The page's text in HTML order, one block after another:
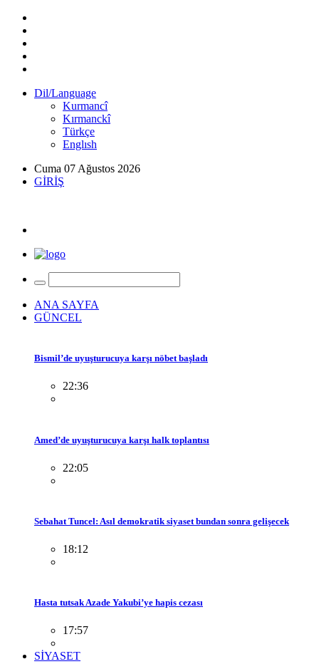
Dil/Language
Kurmancî
Kırmanckî
Türkçe
Englısh
Cuma 07 Ağustos 2026
GİRİŞ
ANA SAYFA
GÜNCEL
Bismil’de uyuşturucuya karşı nöbet başladı
22:36
Amed’de uyuşturucuya karşı halk toplantısı
22:05
Sebahat Tuncel: Asıl demokratik siyaset bundan sonra gelişecek
18:12
Hasta tutsak Azade Yakubi’ye hapis cezası
17:57
SİYASET